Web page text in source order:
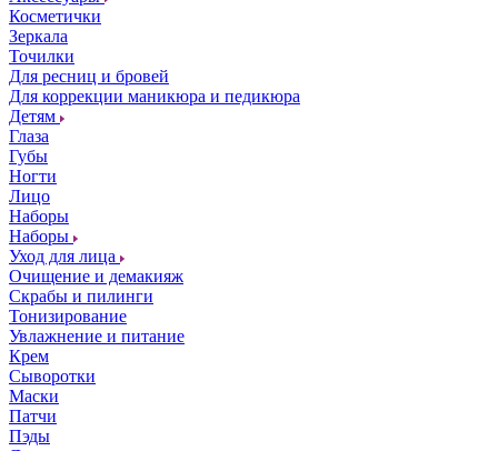
Косметички
Зеркала
Точилки
Для ресниц и бровей
Для коррекции маникюра и педикюра
Детям
Глаза
Губы
Ногти
Лицо
Наборы
Наборы
Уход для лица
Очищение и демакияж
Скрабы и пилинги
Тонизирование
Увлажнение и питание
Крем
Сыворотки
Маски
Патчи
Пэды